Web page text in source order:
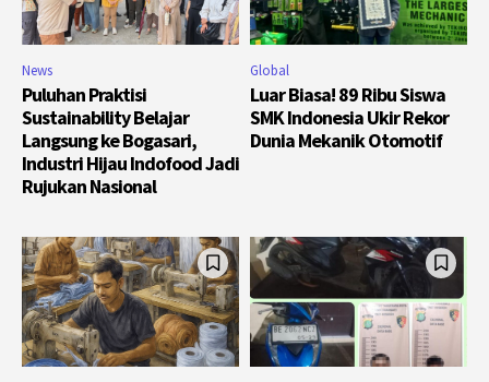
News
Puluhan Praktisi
Sustainability Belajar
Langsung ke Bogasari,
Industri Hijau Indofood Jadi
Rujukan Nasional
Global
Luar Biasa! 89 Ribu Siswa
SMK Indonesia Ukir Rekor
Dunia Mekanik Otomotif